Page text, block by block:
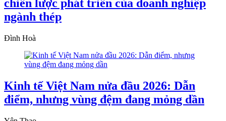
chiến lược phát triển của doanh nghiệp
ngành thép
Đình Hoà
Kinh tế Việt Nam nửa đầu 2026: Dẫn
điểm, nhưng vùng đệm đang mỏng dần